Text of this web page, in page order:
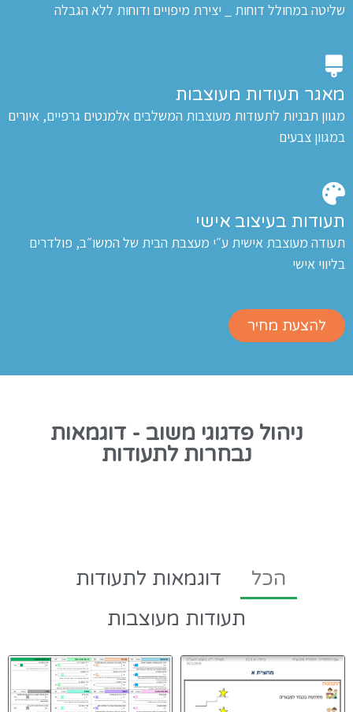
במחולל דוחות _ יצירת מיפויים ודוחות ללא הגבלה
תעודות מעוצבות
תבניות לתעודות מעוצבות המשלבים אלמנטים גרפיים, איורים
צבעים
בעיצוב אישי
מעוצבת אישית ע״י מעצבת הבית של המשו״ב, פולדרים
אישי
להצעת מחיר
ניהול פדגוגי משוב - דוגמאות
נבחרות לתעודות
הכל
דוגמאות לתעודות
תעודות מעוצבות